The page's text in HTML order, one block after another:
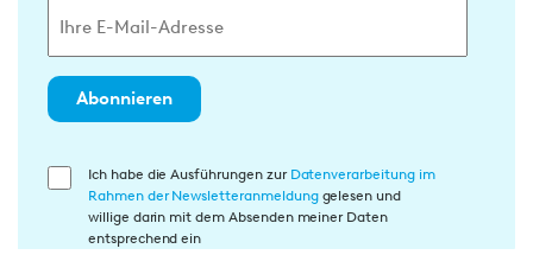
Abonnieren
E
Ich habe die Ausführungen zur Datenverarbeitung im
Rahmen der Newsletteranmeldunggelesen und
willige darin mit dem Absenden meiner Daten
entsprechend ein